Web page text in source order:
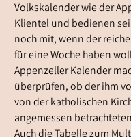
Volkskalender wie der
Klientel und bedienen
noch mit, wenn der
für eine Woche haben
Appenzeller Kalender
überprüfen, ob der ihm
von der katholischen
angemessen